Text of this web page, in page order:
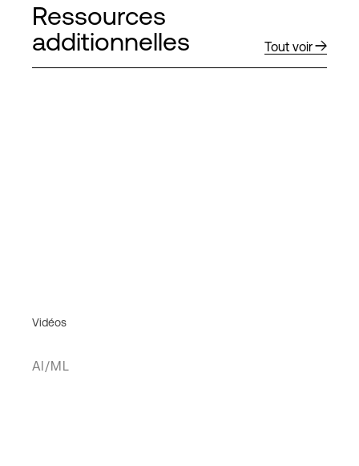
Ressources
additionnelles
Tout voir
Vidéos
AI/ML